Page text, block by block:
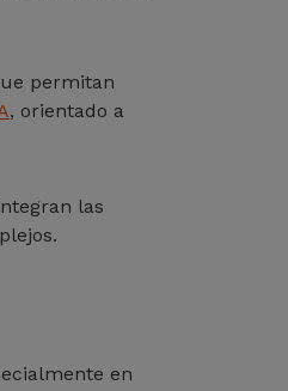
permitan
, orientado a
las
en